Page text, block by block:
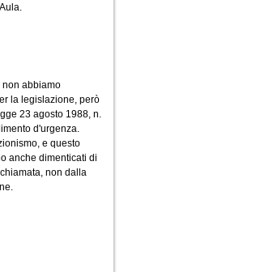
non abbiamo
la legislazione, però
23 agosto 1988, n.
d'urgenza.
e questo
anche dimenticati di
non dalla